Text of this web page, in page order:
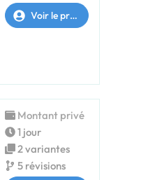
Voir le profil
Montant privé
1 jour
2 variantes
5 révisions